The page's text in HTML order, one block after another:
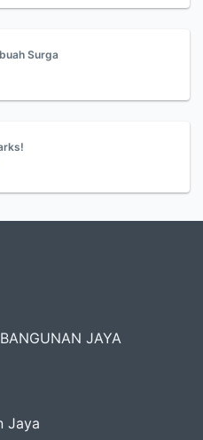
Surga
JAYA
Jaya